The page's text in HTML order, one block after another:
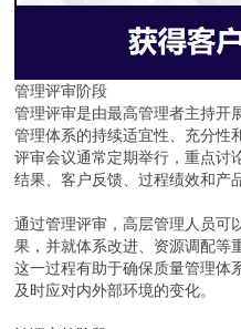
管理评审阶段
管理评审是由最高管理者主持开
管理体系的持续适宜性、充分性
评审会议通常定期举行，重点讨
结果、客户反馈、过程绩效和产
通过管理评审，高层管理人员可
果，并就体系改进、资源调配等
这一过程有助于确保质量管理体
及时应对内外部环境的变化。